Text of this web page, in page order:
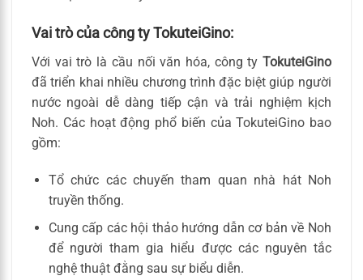
Vai trò của công ty TokuteiGino:
Với vai trò là cầu nối văn hóa, công ty TokuteiGino
đã triển khai nhiều chương trình đặc biệt giúp người
nước ngoài dễ dàng tiếp cận và trải nghiệm kịch
Noh. Các hoạt động phổ biến của TokuteiGino bao
gồm:
Tổ chức các chuyến tham quan nhà hát Noh
truyền thống.
Cung cấp các hội thảo hướng dẫn cơ bản về Noh
để người tham gia hiểu được các nguyên tắc
nghệ thuật đằng sau sự biểu diễn.